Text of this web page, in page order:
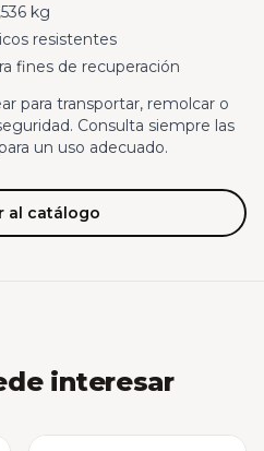
kg
resistentes
fines de recuperación
para transportar, remolcar o
Consulta siempre las
un uso adecuado.
al catálogo
interesar